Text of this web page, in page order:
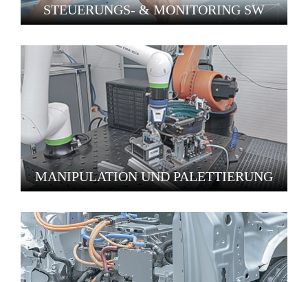
STEUERUNGS- & MONITORING SW
MANIPULATION UND PALETTIERUNG